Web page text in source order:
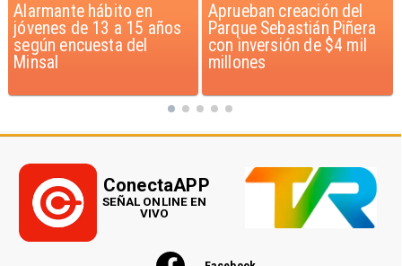
Aprueban creación del
Parque Sebastián Piñera
con inversión de $4 mil
millones
Claudio Bravo baja la
euforia sobre fichaje de
Vozinha
ConectaAPP
SEÑAL ONLINE EN
VIVO